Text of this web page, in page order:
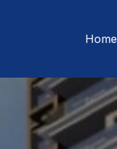
Home